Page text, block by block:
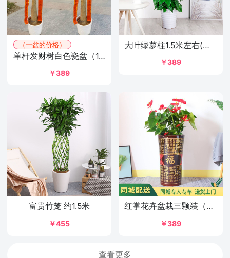
（一盆的价格）
单杆发财树白色瓷盆（1.6米左右）
￥389
大叶绿萝柱1.5米左右(随机瓷盆)
￥389
富贵竹笼 约1.5米
￥455
红掌花卉盆栽三颗装（福字盆）约1-1.1m
￥389
查看更多